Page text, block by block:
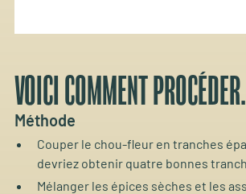
VOICI COMMENT
Méthode
Couper le chou-fleur en tranches
devriez obtenir quatre bonnes
Mélanger les épices sèches et les